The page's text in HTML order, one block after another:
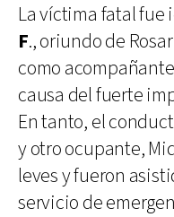
La víctima fatal
F., oriundo de
como
causa del fuerte
En tanto, el
y otro ocupante,
leves y fueron
servicio de